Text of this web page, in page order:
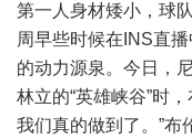
第一人身材矮小，球
周早些时候在INS直
的动力源泉。今日，
林立的“英雄峡谷”时
我们真的做到了。”布